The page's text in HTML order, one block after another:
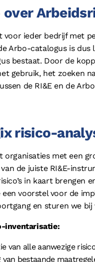
over
voor ieder bedrijf met
Arbo-catalogus is dus
bestaat. Door de
gebruik, het zoeken
de RI&E en de
risico-
organisaties met een
de juiste RI&E-
in kaart brengen
voorstel voor de
en sturen we bij
inventarisatie:
van alle aanwezige
van bestaande